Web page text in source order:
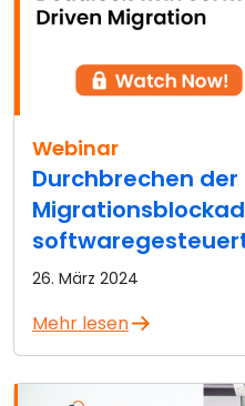
Webinar
Durchbrechen der
26. März 2024
Mehr lesen